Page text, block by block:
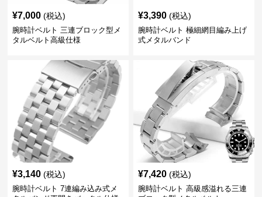
¥7,000 (税込)
腕時計ベルト 三連ブロック型メ
タルベルト高級仕様
¥3,390 (税込)
腕時計ベルト 極細網目編み上げ
式メタルバンド
¥3,140 (税込)
腕時計ベルト 7連編み込み式メ
¥7,420 (税込)
腕時計ベルト 高級感溢れる三連